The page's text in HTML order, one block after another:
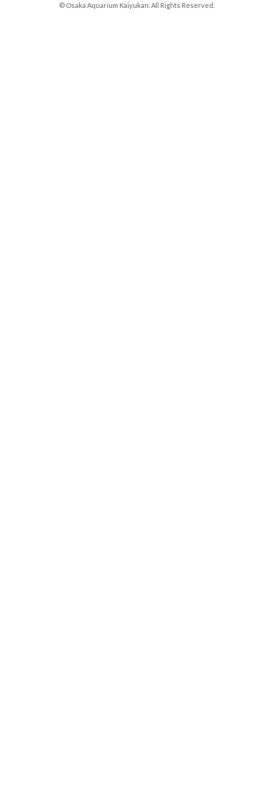
© Osaka Aquarium Kaiyukan. All Rights Reserved.